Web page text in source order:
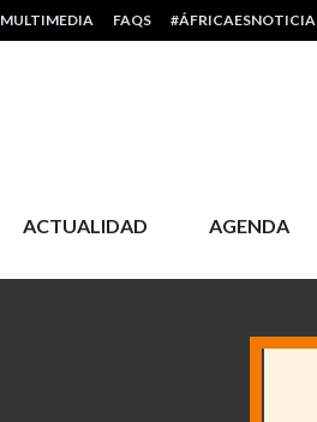
HEADER MENU
MULTIMEDIA FAQS #ÁFRICAESNOTICIA
ACTUALIDAD AGENDA